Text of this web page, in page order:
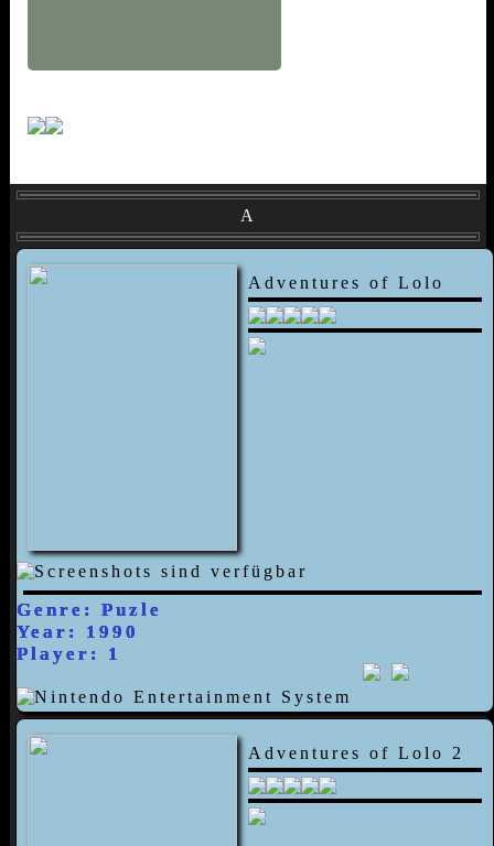
A
Adventures of Lolo
Genre: Puzle
Year: 1990
Player: 1
Adventures of Lolo 2